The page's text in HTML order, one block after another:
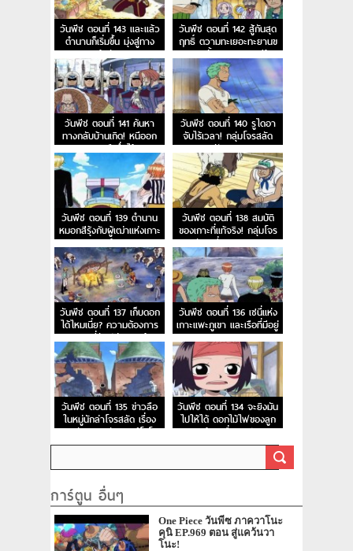
วันพีช ตอนที่ 143 และแล้ว
ตำนานก็เริ่มขึ้น มุ่งสู่ทาง
สายรุ้งกันเถอะ
วันพีช ตอนที่ 142 สู้กันสุด
ฤทธิ์ ตวามทะเยอะทะยานข
องเวดตั้นและหอคอยสีรุ้ง
วันพีช ตอนที่ 141 ค้นหา
ทางกลับบ้านเกิด! หนีออก
จากสุสานเรือซึ่งไร้กาล
เวลา!
วันพีช ตอนที่ 140 รูไดอา
จับไร้เวลา! กลุ่มโจรสลัด
ฟักทอง!
วันพีช ตอนที่ 139 ตำนาน
หมอกสีรุ้งกับผู้เฒ่าแห่งเกาะ
ลูลูก้า!
วันพีช ตอนที่ 138 สมบัติ
ของเกาะที่แท้จริง! กลุ่มโจร
สลัดเซนี่ออกเดินทาง!
วันพีช ตอนที่ 137 เก็บดอก
ได้ไหมเนี่ย? ความต้องการ
ของเซนี่นักปล่อยเงินกู้!
วันพีช ตอนที่ 136 เซนี่แห่ง
เกาะแพะภูเขา และเรือที่มีอยู่
บนยอดเขา!
วันพีช ตอนที่ 135 ข่าวลือ
ในหมู่นักล่าโจรสลัด เรื่อง
ของนักดาบมหัศจรรย์โซโล!
วันพีช ตอนที่ 134 จะยิงมัน
ไปให้ได้ ดอกไม้ไฟของลูก
ผู้ชายชื่ออุซป
การ์ตูน อื่นๆ
One Piece วันพีซ ภาควาโนะ
คุนิ EP.969 ตอน สู่แคว้นวา
โนะ!